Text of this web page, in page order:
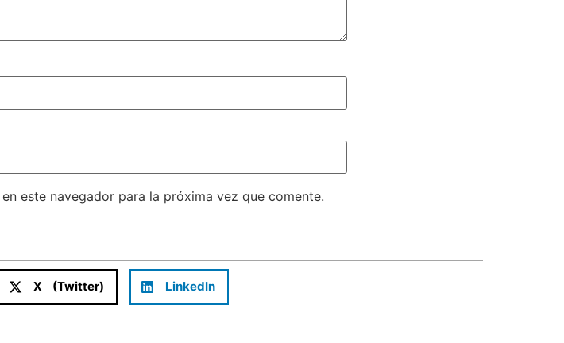
este navegador para la próxima vez que comente.
X (Twitter) LinkedIn